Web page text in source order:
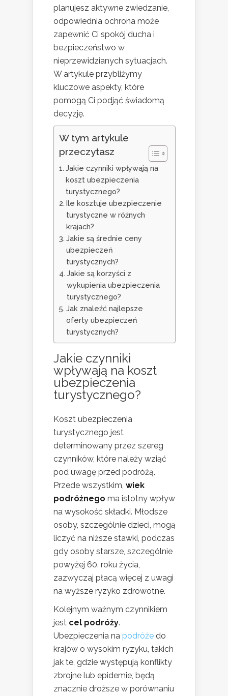
planujesz aktywne zwiedzanie,
odpowiednia ochrona może
zapewnić Ci spokój ducha i
bezpieczeństwo w
nieprzewidzianych sytuacjach.
W artykule przybliżymy
kluczowe aspekty, które
pomogą Ci podjąć świadomą
decyzję.
W tym artykule
przeczytasz
Jakie czynniki wpływają na
koszt ubezpieczenia
turystycznego?
Ile kosztuje ubezpieczenie
turystyczne w różnych
krajach?
Jakie są średnie ceny
ubezpieczeń
turystycznych?
Jakie są korzyści z
wykupienia ubezpieczenia
turystycznego?
Jak znaleźć najlepsze
oferty ubezpieczeń
turystycznych?
Jakie czynniki
wpływają na koszt
ubezpieczenia
turystycznego?
Koszt ubezpieczenia
turystycznego jest
determinowany przez szereg
czynników, które należy wziąć
pod uwagę przed podróżą.
Przede wszystkim, wiek
podróżnego ma istotny wpływ
na wysokość składki. Młodsze
osoby, szczególnie dzieci, mogą
liczyć na niższe stawki, podczas
gdy osoby starsze, szczególnie
powyżej 60. roku życia,
zazwyczaj płacą więcej z uwagi
na wyższe ryzyko zdrowotne.
Kolejnym ważnym czynnikiem
jest cel podróży.
Ubezpieczenia na podróże do
krajów o wysokim ryzyku, takich
jak te, gdzie występują konflikty
zbrojne lub epidemie, będą
znacznie droższe w porównaniu